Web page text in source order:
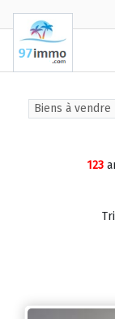
Biens à vendre
123